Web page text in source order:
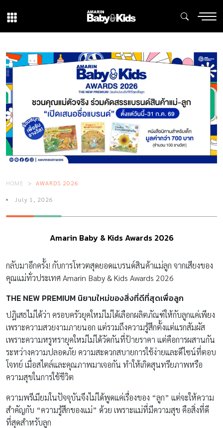
HOME AWARDS 2026
July 1, 2026
Amarin Baby & Kids Awards 2026
กลับมาอีกครั้ง! กับการโหวตสุดยอดแบรนด์สินค้าแม่ลูก จากเสียงของ
คุณแม่ทั่วประเทศ Amarin Baby & Kids Awards 2026
THE NEW PREMIUM นิยามใหม่ของสิ่งที่ดีที่สุดเพื่อลูก
ปฎิเสธไม่ได้ว่า ครอบครัวยุคใหม่ไม่ได้เลือกผลิตภัณฑ์ให้กับลูกแค่เพียง
เพราะความสวยงามภายนอก แต่รวมถึงความรู้สึกตั้งแต่แรกสัมผัส
เพราะความหรูหรายุคใหม่ไม่ได้วัดกันที่ป้ายราคา แต่คือการผสานกัน
ระหว่างความปลอดภัย ความสะดวกสบายการใช้ง่ายและดีไซน์ที่ตอบ
โจทย์ เมื่อสไตล์และคุณภาพมาเจอกัน ทำให้เกิดสุนทรียภาพหรือ
ความสุขในการใช้ชีวิต
ความพรีเมียมในปัจจุบันจึงไม่ได้พูดแค่เรื่องของ “ลูก” แต่จะให้ความ
สำคัญกับ “ความรู้สึกของแม่” ด้วย เพราะแม่ที่มีความสุข คือสิ่งที่ดี
ที่สุดสำหรับลูก